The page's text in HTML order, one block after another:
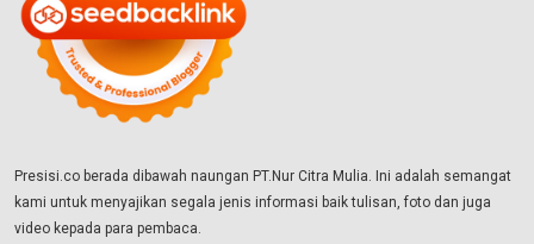
Presisi.co berada dibawah naungan PT.Nur Citra Mulia. Ini adalah semangat
kami untuk menyajikan segala jenis informasi baik tulisan, foto dan juga
video kepada para pembaca.